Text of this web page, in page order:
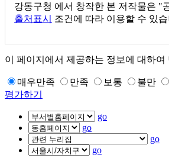
강동구청 에서 창작한 본 저작물은 "
출처표시
조건에 따라 이용할 수 있
이 페이지에서 제공하는 정보에 대하여
매우만족 만족 보통 불만
평가하기
go
go
go
go